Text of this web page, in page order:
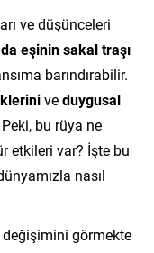
ve düşünceleri
eşinin sakal traşı
barındırabilir.
veduygusal
bu rüya ne
etkileri var? İşte bu
nasıl
görmekte